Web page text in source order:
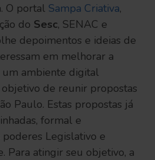
O portal Sampa Criativa,
do Sesc, SENAC e
depoimentos e ideias de
em melhorar a
um ambiente digital
de reunir propostas
Paulo. Estas propostas já
formal e
Legislativo e
Para atingir seu objetivo, a